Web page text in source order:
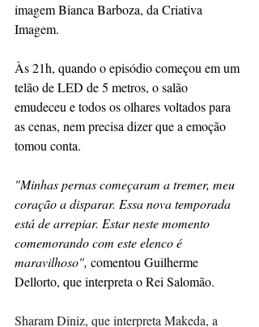
imagem Bianca Barboza, da Criativa
Imagem.
Às 21h, quando o episódio começou em um
telão de LED de 5 metros, o salão
emudeceu e todos os olhares voltados para
as cenas, nem precisa dizer que a emoção
tomou conta.
"Minhas pernas começaram a tremer, meu
coração a disparar. Essa nova temporada
está de arrepiar. Estar neste momento
comemorando com este elenco é
maravilhoso", comentou Guilherme
Dellorto, que interpreta o Rei Salomão.
Sharam Diniz, que interpreta Makeda, a